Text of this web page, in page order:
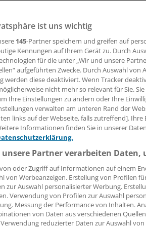
Leserin, lieber Leser,
Beitrag können Sie lesen,
Jetzt anmelden »
vergessen?
Problem beim Login?
ist mit wenigen Klicks erledigt
des kostenlosen Login:
Analysen, Hintergründe und
Interviews und Praxis-Tipps
auf allemedizinischen Berichte
Voraussetzungen für
ist uns wichtig
145-Partner speichern und greifen auf
Kennungen auf Ihrem Gerät zu. Durch
für die unter „Wir und unsere
aufgeführten Zwecke. Durch Auswahl von
werden diese deaktiviert. Wenn Tracker
nicht mehr so relevant für Sie.
Ihre Einstellungen zu ändern oder Ihre
verwalten am unteren Rand der
links auf der Webseite, falls zutreffend].
Informationen finden Sie in unserer
Partner verarbeiten Daten,
oder Zugriff auf Informationen auf einem
von Werbeanzeigen. Erstellung von Profilen
zur Auswahl personalisierter Werbung.
Verwendung von Profilen zur Auswahl
Messung der Performance von Inhalten.
von Daten aus verschiedenen
reduzierter Daten zur Auswahl